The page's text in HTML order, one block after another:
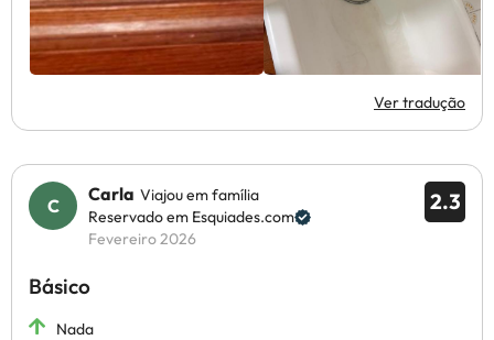
Ver tradução
2.3
Carla Viajou em família
Reservado em Esquiades.com
Fevereiro 2026
Básico
Nada